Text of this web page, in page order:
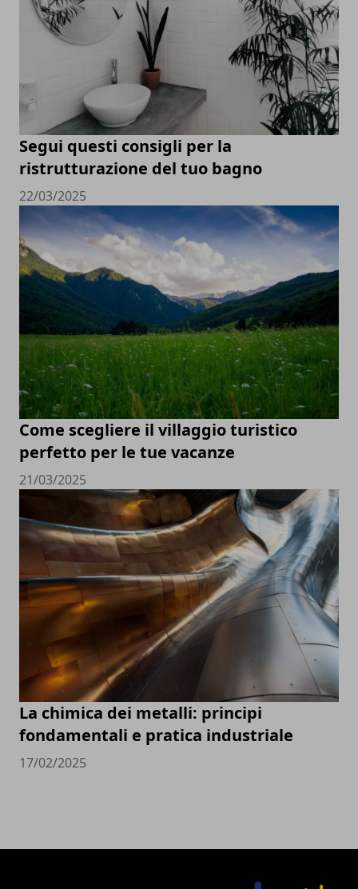
Segui questi consigli per la
ristrutturazione del tuo bagno
22/03/2025
Come scegliere il villaggio turistico
perfetto per le tue vacanze
21/03/2025
La chimica dei metalli: principi
fondamentali e pratica industriale
17/02/2025